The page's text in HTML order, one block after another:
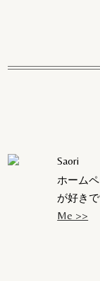
Saori
ホーム
が好き
Me >>